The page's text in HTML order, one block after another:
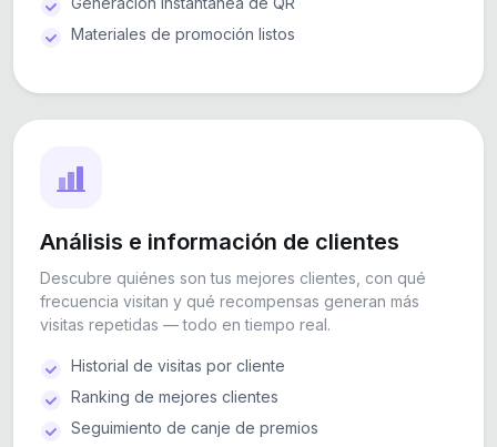
Materiales de promoción listos
Análisis e información de clientes
Descubre quiénes son tus mejores clientes, con qué
frecuencia visitan y qué recompensas generan más
visitas repetidas — todo en tiempo real.
Historial de visitas por cliente
Ranking de mejores clientes
Seguimiento de canje de premios